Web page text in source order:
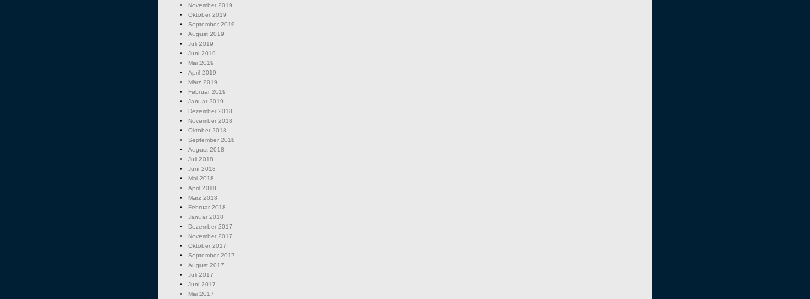
November 2019
Oktober 2019
September 2019
August 2019
Juli 2019
Juni 2019
Mai 2019
April 2019
März 2019
Februar 2019
Januar 2019
Dezember 2018
November 2018
Oktober 2018
September 2018
August 2018
Juli 2018
Juni 2018
Mai 2018
April 2018
März 2018
Februar 2018
Januar 2018
Dezember 2017
November 2017
Oktober 2017
September 2017
August 2017
Juli 2017
Juni 2017
Mai 2017